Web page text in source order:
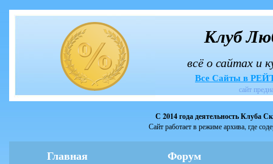
Клуб
всё о сайтах и
Все Сайты в
сайт
С 2014 года деятельность Клуба
Сайт работает в режиме архива, где
Главная Форум